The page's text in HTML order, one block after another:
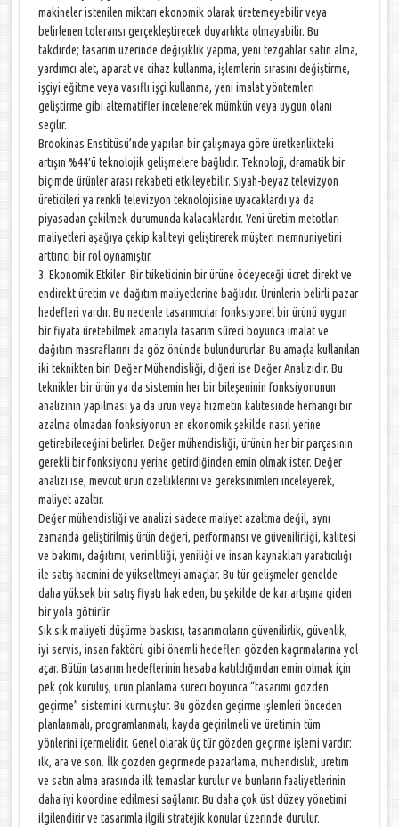
makineler istenilen miktarı ekonomik olarak üretemeyebilir veya
belirlenen toleransı gerçekleştirecek duyarlıkta olmayabilir. Bu
takdirde; tasarım üzerinde değişiklik yapma, yeni tezgahlar satın alma,
yardımcı alet, aparat ve cihaz kullanma, işlemlerin sırasını değiştirme,
işçiyi eğitme veya vasıflı işçi kullanma, yeni imalat yöntemleri
geliştirme gibi alternatifler incelenerek mümkün veya uygun olanı
seçilir.
Brookinas Enstitüsü’nde yapılan bir çalışmaya göre üretkenlikteki
artışın %44′ü teknolojik gelişmelere bağlıdır. Teknoloji, dramatik bir
biçimde ürünler arası rekabeti etkileyebilir. Siyah-beyaz televizyon
üreticileri ya renkli televizyon teknolojisine uyacaklardı ya da
piyasadan çekilmek durumunda kalacaklardır. Yeni üretim metotları
maliyetleri aşağıya çekip kaliteyi geliştirerek müşteri memnuniyetini
arttırıcı bir rol oynamıştır.
3. Ekonomik Etkiler: Bir tüketicinin bir ürüne ödeyeceği ücret direkt ve
endirekt üretim ve dağıtım maliyetlerine bağlıdır. Ürünlerin belirli pazar
hedefleri vardır. Bu nedenle tasarımcılar fonksiyonel bir ürünü uygun
bir fiyata üretebilmek amacıyla tasarım süreci boyunca imalat ve
dağıtım masraflarını da göz önünde bulundururlar. Bu amaçla kullanılan
iki teknikten biri Değer Mühendisliği, diğeri ise Değer Analizidir. Bu
teknikler bir ürün ya da sistemin her bir bileşeninin fonksiyonunun
analizinin yapılması ya da ürün veya hizmetin kalitesinde herhangi bir
azalma olmadan fonksiyonun en ekonomik şekilde nasıl yerine
getirebileceğini belirler. Değer mühendisliği, ürünün her bir parçasının
gerekli bir fonksiyonu yerine getirdiğinden emin olmak ister. Değer
analizi ise, mevcut ürün özelliklerini ve gereksinimleri inceleyerek,
maliyet azaltır.
Değer mühendisliği ve analizi sadece maliyet azaltma değil, aynı
zamanda geliştirilmiş ürün değeri, performansı ve güvenilirliği, kalitesi
ve bakımı, dağıtımı, verimliliği, yeniliği ve insan kaynakları yaratıcılığı
ile satış hacmini de yükseltmeyi amaçlar. Bu tür gelişmeler genelde
daha yüksek bir satış fiyatı hak eden, bu şekilde de kar artışına giden
bir yola götürür.
Sık sık maliyeti düşürme baskısı, tasarımcıların güvenilirlik, güvenlik,
iyi servis, insan faktörü gibi önemli hedefleri gözden kaçırmalarına yol
açar. Bütün tasarım hedeflerinin hesaba katıldığından emin olmak için
pek çok kuruluş, ürün planlama süreci boyunca “tasarımı gözden
geçirme” sistemini kurmuştur. Bu gözden geçirme işlemleri önceden
planlanmalı, programlanmalı, kayda geçirilmeli ve üretimin tüm
yönlerini içermelidir. Genel olarak üç tür gözden geçirme işlemi vardır:
ilk, ara ve son. İlk gözden geçirmede pazarlama, mühendislik, üretim
ve satın alma arasında ilk temaslar kurulur ve bunların faaliyetlerinin
daha iyi koordine edilmesi sağlanır. Bu daha çok üst düzey yönetimi
ilgilendirir ve tasarımla ilgili stratejik konular üzerinde durulur.